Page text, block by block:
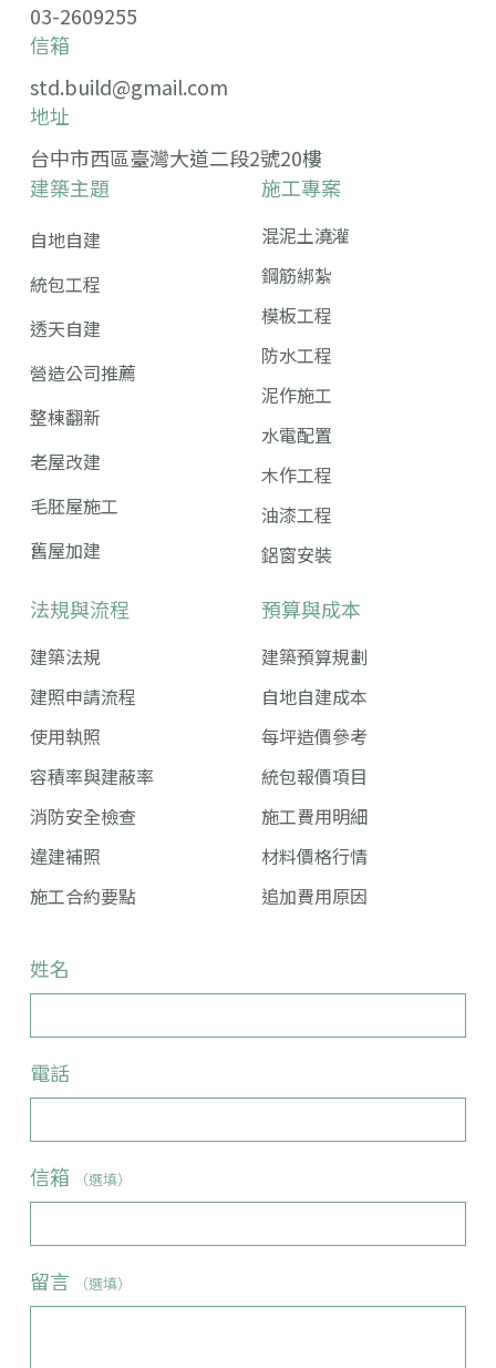
03-2609255
信箱
std.build@gmail.com
地址
台中市西區臺灣大道二段2號20樓
建築主題
自地自建
統包工程
透天自建
營造公司推薦
整棟翻新
老屋改建
毛胚屋施工
舊屋加建
施工專案
混泥土澆灌
鋼筋綁紮
模板工程
防水工程
泥作施工
水電配置
木作工程
油漆工程
鋁窗安裝
法規與流程
建築法規
建照申請流程
使用執照
容積率與建蔽率
消防安全檢查
違建補照
施工合約要點
預算與成本
建築預算規劃
自地自建成本
每坪造價參考
統包報價項目
施工費用明細
材料價格行情
追加費用原因
姓名
電話
信箱 （選填）
留言 （選填）